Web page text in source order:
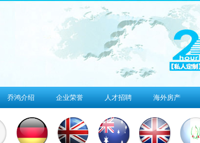
乔鸿介绍 企业荣誉 人才招聘 海外房产